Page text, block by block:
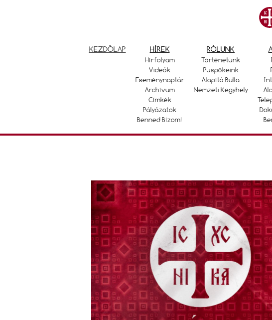
KEZDŐLAP HÍREK
Hírfolyam
Videók
Eseménynaptár
Archívum
Címkék
Pályázatok
Benned Bízom!
RÓLUNK
Történetünk
Püspökeink
Alapító Bulla
Nemzeti Kegyhely